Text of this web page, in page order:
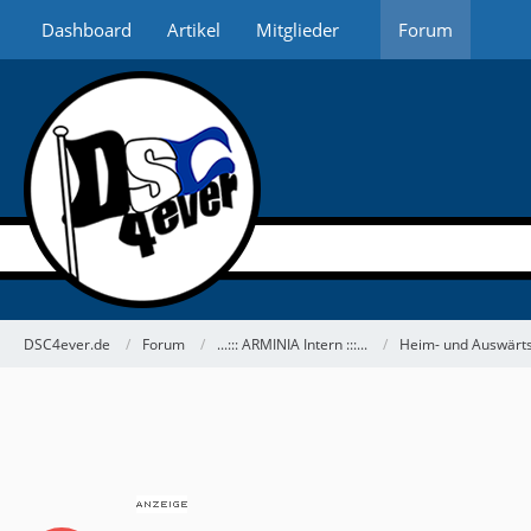
Dashboard Artikel Mitglieder Forum
DSC4ever.de Forum ...::: ARMINIA Intern :::... Heim- und